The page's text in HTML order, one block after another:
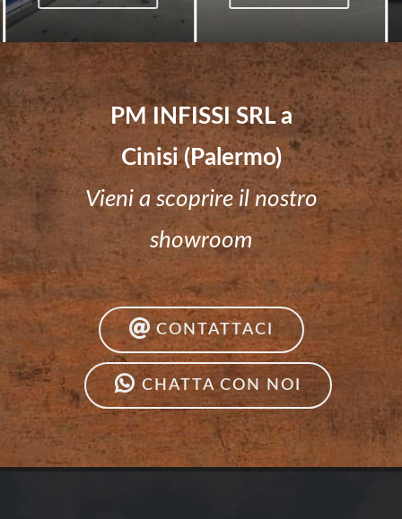
PM INFISSI SRL a
Cinisi (Palermo)
Vieni a scoprire il nostro
showroom
CONTATTACI
CHATTA CON NOI